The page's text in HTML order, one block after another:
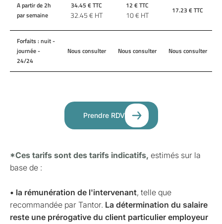
A partir de 2h
par semaine
34.45 € TTC
32.45€ HT
12 € TTC
10€ HT 17.23 € TTC
Forfaits : nuit -
journée -
24/24
Nous consulter Nous consulter Nous consulter
Prendre RDV
*Ces tarifs sont des tarifs indicatifs, estimés sur la
base de :
• la rémunération de l'intervenant, telle que
recommandée par Tantor. La détermination du salaire
reste une prérogative du client particulier employeur